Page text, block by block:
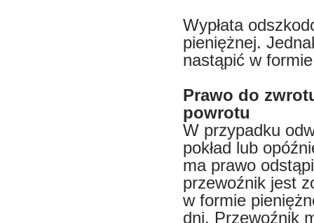
Wypłata
pieniężnej.
nastąpić w
Prawo do
powrotu
W przypadku
pokład lub
ma prawo
przewoźnik jest
w formie
dni. Przewoźnik